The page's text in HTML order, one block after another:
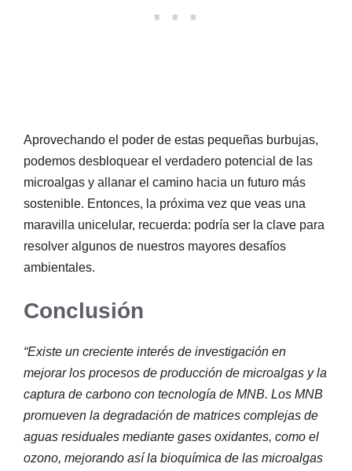
Aprovechando el poder de estas pequeñas burbujas,
podemos desbloquear el verdadero potencial de las
microalgas y allanar el camino hacia un futuro más
sostenible. Entonces, la próxima vez que veas una
maravilla unicelular, recuerda: podría ser la clave para
resolver algunos de nuestros mayores desafíos
ambientales.
Conclusión
“Existe un creciente interés de investigación en
mejorar los procesos de producción de microalgas y la
captura de carbono con tecnología de MNB. Los MNB
promueven la degradación de matrices complejas de
aguas residuales mediante gases oxidantes, como el
ozono, mejorando así la bioquímica de las microalgas